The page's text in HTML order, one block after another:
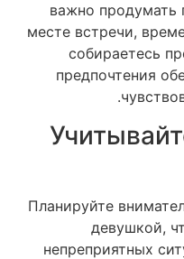
важно продумать
месте встречи,
собираетесь
предпочтения
1.1
Планируйте
девушкой,
непреприятных